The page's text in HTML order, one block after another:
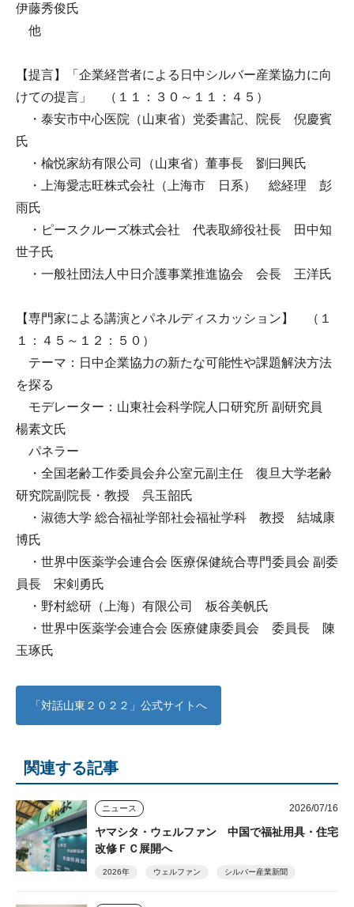
伊藤秀俊氏
他
【提言】「企業経営者による日中シルバー産業協力に向
けての提言」 （１１：３０～１１：４５）
・泰安市中心医院（山東省）党委書記、院長 倪慶賓
氏
・楡悦家紡有限公司（山東省）董事長 劉曰興氏
・上海愛志旺株式会社（上海市 日系） 総経理 彭
雨氏
・ピースクルーズ株式会社 代表取締役社長 田中知
世子氏
・一般社団法人中日介護事業推進協会 会長 王洋氏
【専門家による講演とパネルディスカッション】 （１
１：４５～１２：５０）
テーマ：日中企業協力の新たな可能性や課題解決方法
を探る
モデレーター：山東社会科学院人口研究所 副研究員
楊素文氏
パネラー
・全国老齢工作委員会弁公室元副主任 復旦大学老齢
研究院副院長・教授 呉玉韶氏
・淑徳大学 総合福祉学部社会福祉学科 教授 結城康
博氏
・世界中医薬学会連合会 医療保健統合専門委員会 副委
員長 宋剣勇氏
・野村総研（上海）有限公司 板谷美帆氏
・世界中医薬学会連合会 医療健康委員会 委員長 陳
玉琢氏
「対話山東２０２２」公式サイトへ
関連する記事
ニュース 2026/07/16
ヤマシタ・ウェルファン 中国で福祉用具・住宅
改修ＦＣ展開へ
2026年 ウェルファン シルバー産業新聞